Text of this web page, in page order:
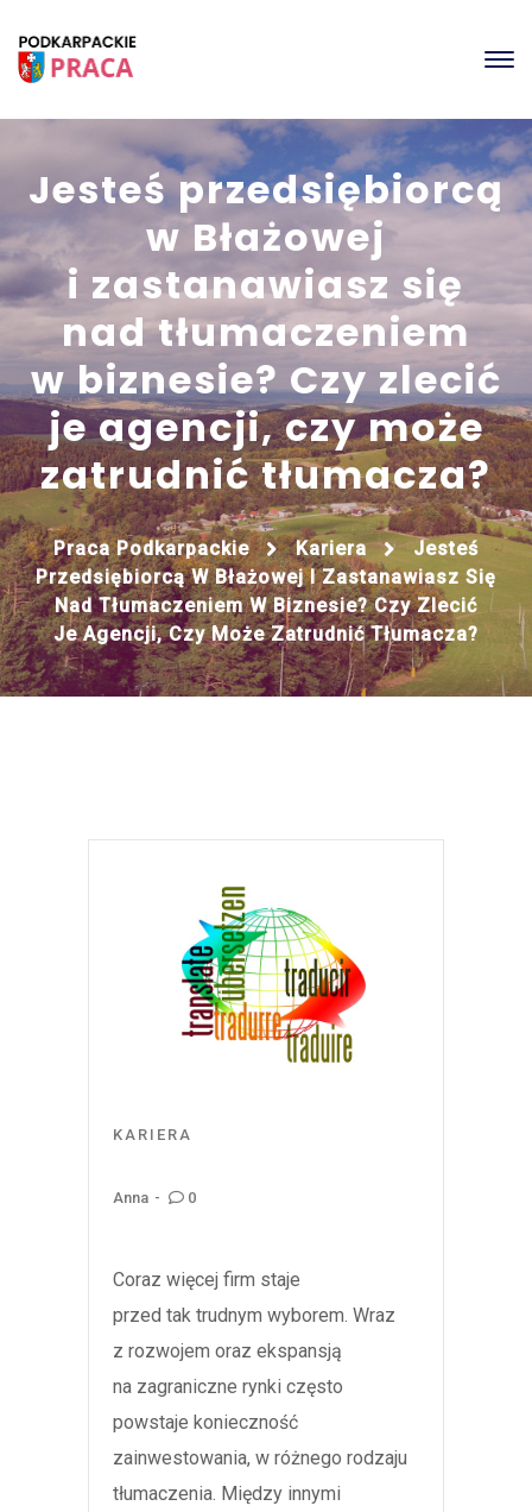
Jesteś przedsiębiorcą
w Błażowej
i zastanawiasz się
nad tłumaczeniem
w biznesie? Czy zlecić
je agencji, czy może
zatrudnić tłumacza?
Praca Podkarpackie Kariera
Jesteś
Przedsiębiorcą W Błażowej I Zastanawiasz Się
Nad Tłumaczeniem W Biznesie? Czy Zlecić
Je Agencji, Czy Może Zatrudnić Tłumacza?
KARIERA
Anna 0
Coraz więcej firm staje
przed tak trudnym wyborem. Wraz
z rozwojem oraz ekspansją
na zagraniczne rynki często
powstaje konieczność
zainwestowania, w różnego rodzaju
tłumaczenia. Między innymi